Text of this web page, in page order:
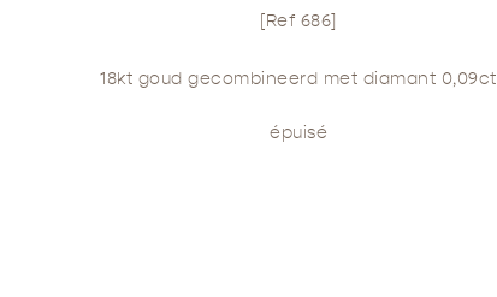
[Ref 686]
18kt goud gecombineerd met diamant 0,09ct
épuisé